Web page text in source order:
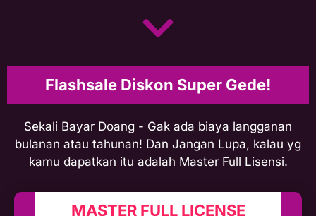
Flashsale Diskon Super Gede!
Sekali Bayar Doang - Gak ada biaya langganan
bulanan atau tahunan! Dan Jangan Lupa, kalau yg
kamu dapatkan itu adalah Master Full Lisensi.
MASTER FULL LICENSE